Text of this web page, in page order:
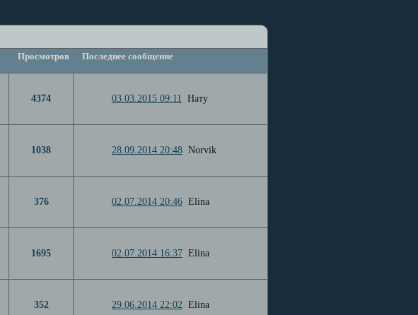
Просмотров Последнее сообщение
4374 03.03.2015 09:11 Нату
1038 28.09.2014 20:48 Norvik
376 02.07.2014 20:46 Elina
1695 02.07.2014 16:37 Elina
352 29.06.2014 22:02 Elina